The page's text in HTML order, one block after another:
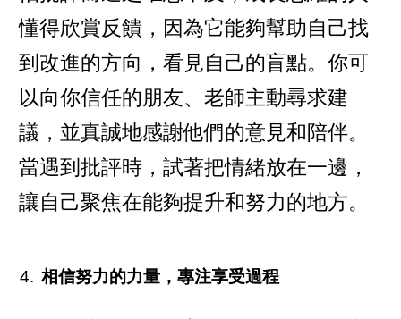
懂得欣賞反饋，因為它能夠幫助自己找
到改進的方向，看見自己的盲點。你可
以向你信任的朋友、老師主動尋求建
議，並真誠地感謝他們的意見和陪伴。
當遇到批評時，試著把情緒放在一邊，
讓自己聚焦在能夠提升和努力的地方。
相信努力的力量，專注享受過程